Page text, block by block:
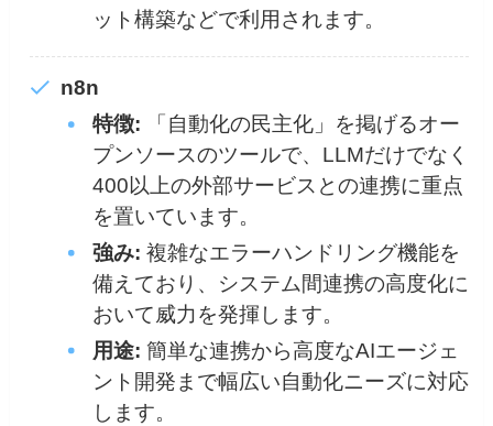
ット構築などで利用されます。
n8n
特徴: 「自動化の民主化」を掲げるオー
プンソースのツールで、LLMだけでなく
400以上の外部サービスとの連携に重点
を置いています。
強み: 複雑なエラーハンドリング機能を
備えており、システム間連携の高度化に
おいて威力を発揮します。
用途: 簡単な連携から高度なAIエージェ
ント開発まで幅広い自動化ニーズに対応
します。